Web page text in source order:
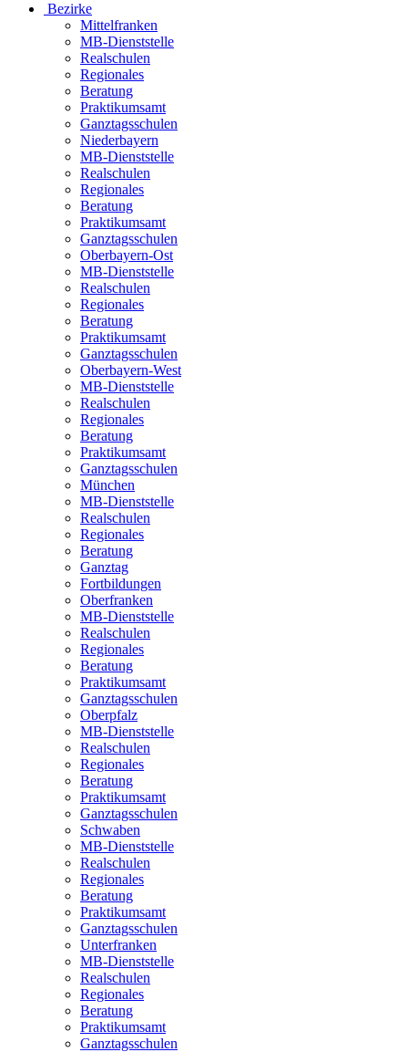
Bezirke
Mittelfranken
MB-Dienststelle
Realschulen
Regionales
Beratung
Praktikumsamt
Ganztagsschulen
Niederbayern
MB-Dienststelle
Realschulen
Regionales
Beratung
Praktikumsamt
Ganztagsschulen
Oberbayern-Ost
MB-Dienststelle
Realschulen
Regionales
Beratung
Praktikumsamt
Ganztagsschulen
Oberbayern-West
MB-Dienststelle
Realschulen
Regionales
Beratung
Praktikumsamt
Ganztagsschulen
München
MB-Dienststelle
Realschulen
Regionales
Beratung
Ganztag
Fortbildungen
Oberfranken
MB-Dienststelle
Realschulen
Regionales
Beratung
Praktikumsamt
Ganztagsschulen
Oberpfalz
MB-Dienststelle
Realschulen
Regionales
Beratung
Praktikumsamt
Ganztagsschulen
Schwaben
MB-Dienststelle
Realschulen
Regionales
Beratung
Praktikumsamt
Ganztagsschulen
Unterfranken
MB-Dienststelle
Realschulen
Regionales
Beratung
Praktikumsamt
Ganztagsschulen